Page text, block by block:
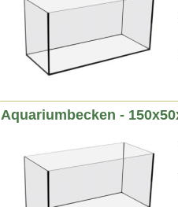
Aquariumbecken -